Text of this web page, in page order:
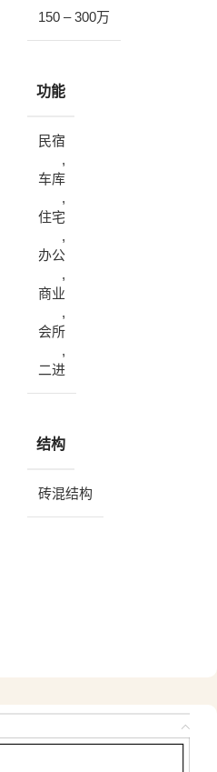
150 – 300万
功能
民宿
,
车库
,
住宅
,
办公
,
商业
,
会所
,
二进
结构
砖混结构